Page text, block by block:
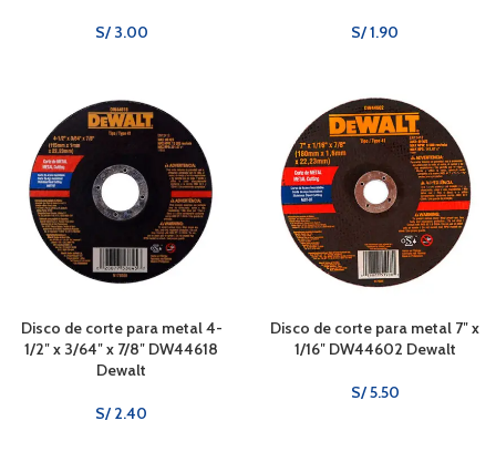
S/3.00 S/1.90
Disco de corte para metal 4-
1/2″ x 3/64″ x 7/8″ DW44618
Dewalt
S/ 2.40
Disco de corte para metal 7″ x
1/16″ DW44602 Dewalt
S/5.50